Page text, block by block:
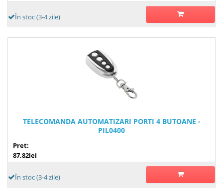
În stoc (3-4 zile)
TELECOMANDA AUTOMATIZARI PORTI 4 BUTOANE -
PIL0400
Pret:
87,82lei
În stoc (3-4 zile)